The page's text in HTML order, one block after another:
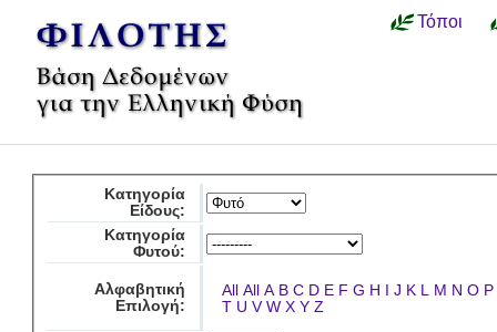
Τόποι
Κατηγορία
Είδους:
Κατηγορία
Φυτού:
Αλφαβητική
Επιλογή:
All All A B C D E F G H I J K L M N O P
T U V W X Y Z